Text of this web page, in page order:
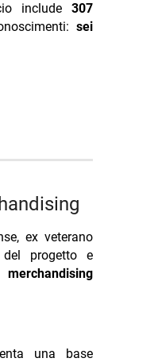
include307
sei
ex veterano
progetto e
una base